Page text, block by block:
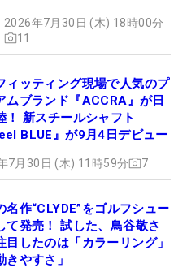
2026年7月30日 (木) 18時00分
11
ィッティング現場で人気のプ
ムブランド『ACCRA』が日
！ 新スチールシャフト
BLUE』が9月4日デビュー
7月30日 (木) 11時59分 7
名作“CLYDE”をゴルフシュー
て発売！ 試した、鳥谷敬さ
目したのは「カラーリング」
きやすさ」